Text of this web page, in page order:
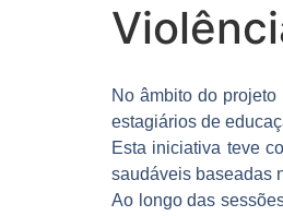
No âmbito do
estagiários de
Esta iniciativa teve
saudáveis baseadas
Ao longo das